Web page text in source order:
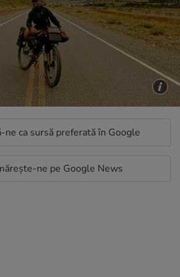
ne ca sursă preferată în Google
ne pe Google News